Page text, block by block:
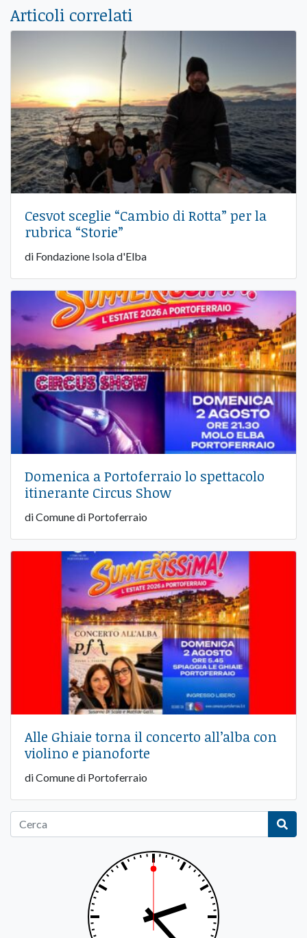
Articoli correlati
Cesvot sceglie “Cambio di Rotta” per la
rubrica “Storie”
di Fondazione Isola d'Elba
Domenica a Portoferraio lo spettacolo
itinerante Circus Show
di Comune di Portoferraio
Alle Ghiaie torna il concerto all’alba con
violino e pianoforte
di Comune di Portoferraio